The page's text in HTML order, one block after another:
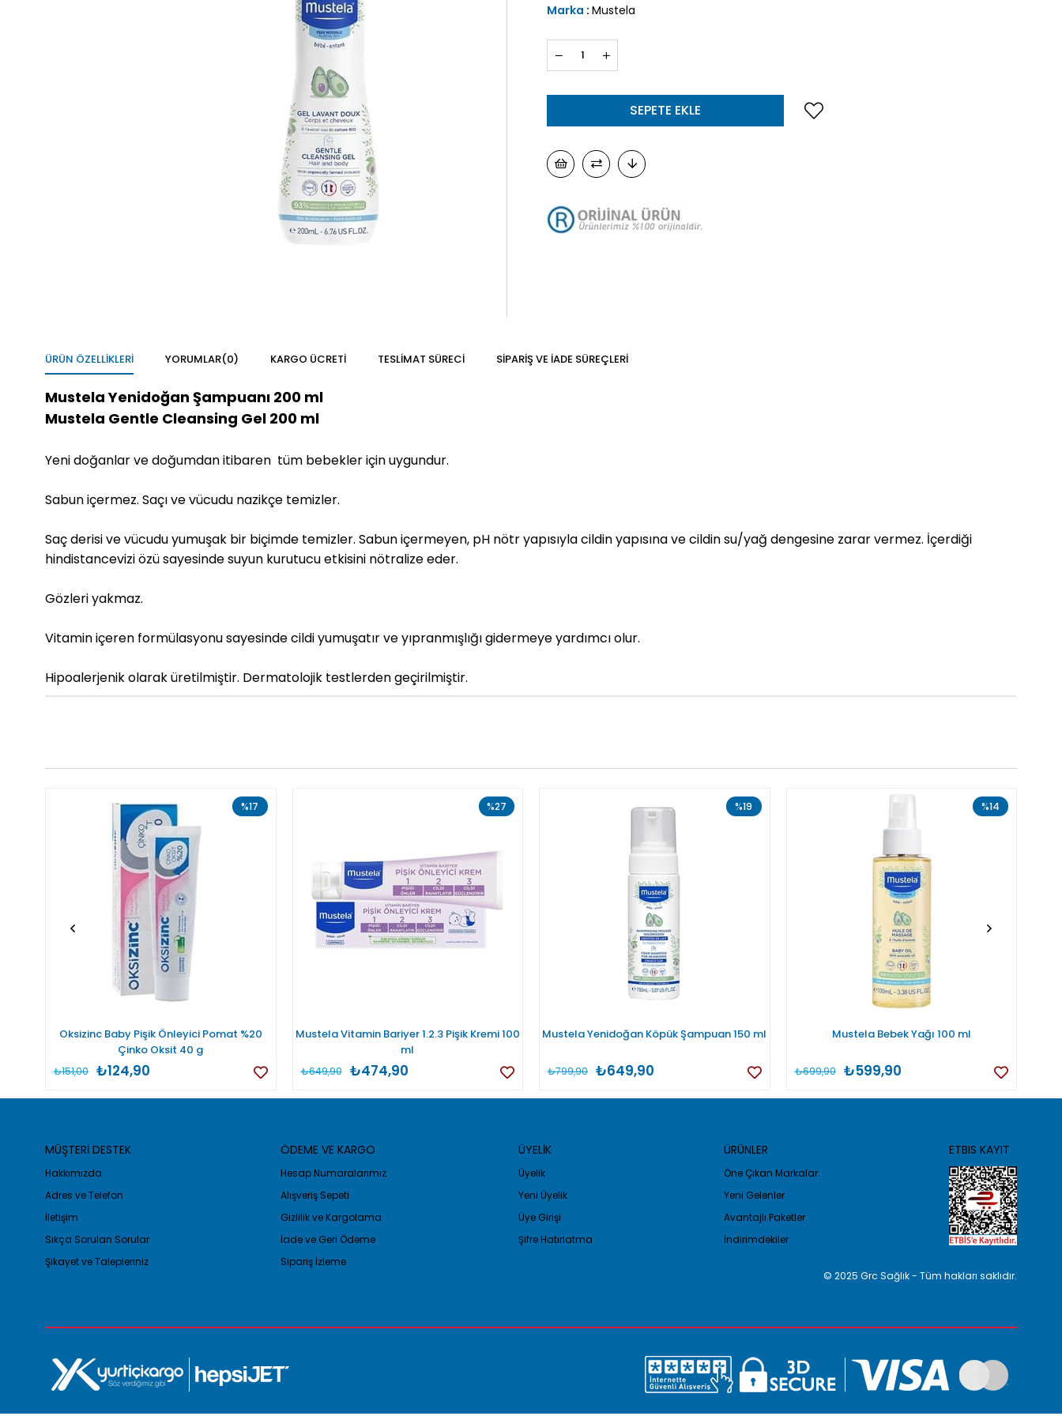
Marka : Mustela
ÜRÜN ÖZELLIKLERI YORUMLAR(0) KARGO ÜCRETI TESLIMAT SÜRECI SIPARIŞ VE İADE SÜREÇLERI
Mustela Yenidoğan Şampuanı 200 ml
Mustela Gentle Cleansing Gel 200 ml
Yeni doğanlar ve doğumdan itibaren tüm bebekler için uygundur.
Sabun içermez. Saçı ve vücudu nazikçe temizler.
Saç derisi ve vücudu yumuşak bir biçimde temizler. Sabun içermeyen, pH nötr yapısıyla cildin yapısına ve cildin su/yağ dengesine zarar vermez. İçerdiği
hindistancevizi özü sayesinde suyun kurutucu etkisini nötralize eder.
Gözleri yakmaz.
Vitamin içeren formülasyonu sayesinde cildi yumuşatır ve yıpranmışlığı gidermeye yardımcı olur.
Hipoalerjenik olarak üretilmiştir. Dermatolojik testlerden geçirilmiştir.
Oksizinc Baby Pişik Önleyici Pomat %20
Çinko Oksit 40 g
₺124,90
₺151,00
%17
Mustela Vitamin Bariyer 1.2.3 Pişik Kremi 100
ml
₺474,90
₺649,90
%27
Mustela Yenidoğan Köpük Şampuan 150 ml
₺649,90
₺799,90
%19
Mustela Bebek Yağı 100 ml
₺599,90
₺699,90
%14
MÜŞTERİ DESTEK
Hakkımızda
Adres ve Telefon
İletişim
Sıkça Sorulan Sorular
Şikayet ve Talepleriniz
ÖDEME VE KARGO
Hesap Numaralarımız
Alışveriş Sepeti
Gizlilik ve Kargolama
İade ve Geri Ödeme
Sipariş İzleme
ÜYELİK
Üyelik
Yeni Üyelik
Üye Girişi
Şifre Hatırlatma
ÜRÜNLER
Öne Çıkan Markalar
Yeni Gelenler
Avantajlı Paketler
İndirimdekiler
ETBIS KAYIT
© 2025 Grc Sağlık - Tüm hakları saklıdır.